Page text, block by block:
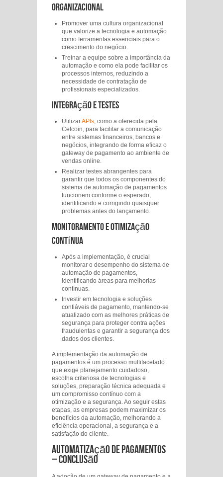
Organizacional
Promover uma cultura organizacional
que valorize a tecnologia e automação
como ferramentas essenciais para o
crescimento do negócio.
Treinar a equipe sobre a importância da
automação e como ela pode facilitar os
processos internos, reduzindo a
necessidade de contratação de
profissionais especializados.
Integração e Testes
UtilizarAPIs, como a oferecida pela
Celcoin, para facilitar a comunicação
entre sistemas financeiros, bancos e
negócios, integrando de forma eficaz o
gateway de pagamento ao ambiente de
vendas online.
Realizar testes abrangentes para
garantir que todos os componentes do
sistema de automação de pagamentos
funcionem conforme o esperado,
identificando e corrigindo quaisquer
problemas antes do lançamento.
Monitoramento e Otimização
Contínua
Após a implementação, é crucial
monitorar o desempenho do sistema de
automação de pagamentos,
identificando áreas para melhorias
contínuas.
Investir em tecnologia e soluções
confiáveis de pagamento, mantendo-se
atualizado com as melhores práticas de
segurança para proteger contra ações
fraudulentas e garantir a segurança dos
dados dos clientes.
A implementação da automação de
pagamentos é um processo multifacetado
que exige planejamento cuidadoso,
escolha criteriosa de tecnologias e
soluções, preparação técnica adequada e
um compromisso contínuo com a
otimização e a segurança. Ao seguir estas
etapas, as empresas podem maximizar os
benefícios da automação, melhorando a
eficiência operacional, a segurança e a
satisfação do cliente.
Automatização de Pagamentos
– Conclusão